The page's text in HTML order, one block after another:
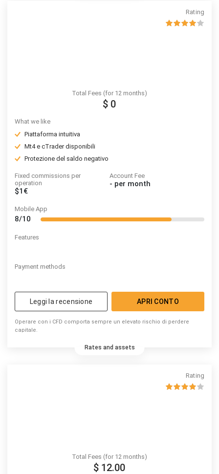
Rating
Total Fees (for 12 months)
$ 0
What we like
Piattaforma intuitiva
Mt4 e cTrader disponibili
Protezione del saldo negativo
Fixed commissions per
operation
$1€
Account Fee
- per month
Mobile App
8/10
Features
Payment methods
Leggi la recensione APRI CONTO
Operare con i CFD comporta sempre un elevato rischio di perdere
capitale.
Rates and assets
Rating
Total Fees (for 12 months)
$ 12.00